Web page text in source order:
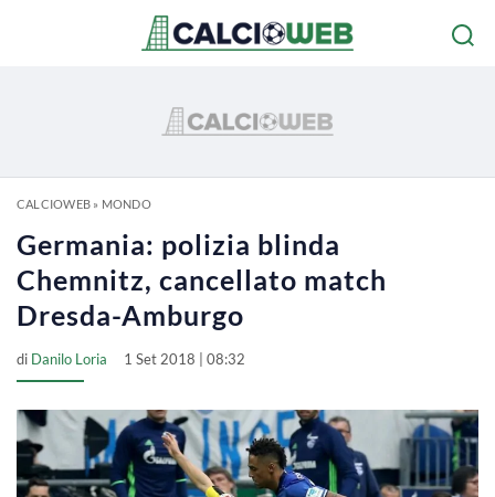
CALCIOWEB» MONDO
Germania: polizia blinda
Chemnitz, cancellato match
Dresda-Amburgo
di Danilo Loria 1 Set 2018 | 08:32